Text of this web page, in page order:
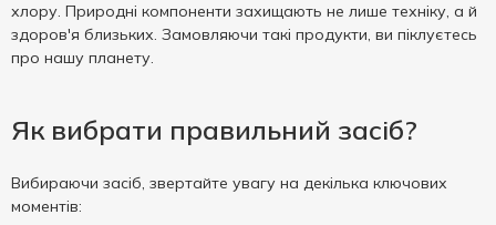
хлору. Природні компоненти захищають не лише техніку, а й
здоров'я близьких. Замовляючи такі продукти, ви піклуєтесь
про нашу планету.
Як вибрати правильний засіб?
Вибираючи засіб, звертайте увагу на декілька ключових
моментів: